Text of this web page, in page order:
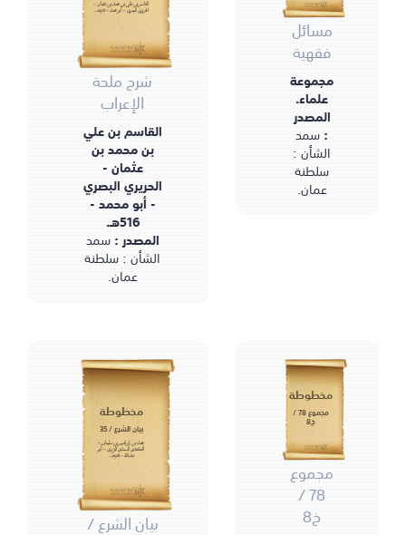
القاسم بن علي بن محمد بن عثمان -
الحريري البصري - أبو محمد - 516هـ.
شرح ملحة
الإعراب
القاسم بن علي
بن محمد بن
عثمان -
الحريري البصري
- أبو محمد -
516هـ.
المصدر :سمد
الشأن : سلطنة
عمان.
مسائل
فقهية
مجموعة
علماء.
المصدر
:سمد
الشأن :
سلطنة
عمان.
مخطوطة
بيان الشرع / 35
محمد بن إبراهيم بن سليمان -
الكندي السمدي النزوي - أبو
عبدالله - 508هـ.
بيان الشرع /
مخطوطة
مجموع 78 /
خ8
مجموع
78 /
خ8